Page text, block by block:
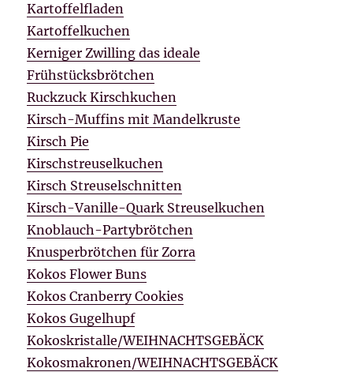
Kartoffelfladen
Kartoffelkuchen
Kerniger Zwilling das ideale
Frühstücksbrötchen
Ruckzuck Kirschkuchen
Kirsch-Muffins mit Mandelkruste
Kirsch Pie
Kirschstreuselkuchen
Kirsch Streuselschnitten
Kirsch-Vanille-Quark Streuselkuchen
Knoblauch-Partybrötchen
Knusperbrötchen für Zorra
Kokos Flower Buns
Kokos Cranberry Cookies
Kokos Gugelhupf
Kokoskristalle/WEIHNACHTSGEBÄCK
Kokosmakronen/WEIHNACHTSGEBÄCK